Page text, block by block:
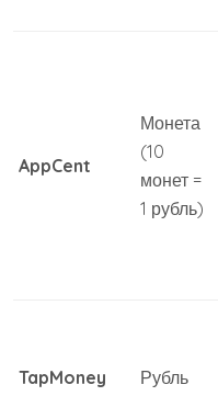
AppCent
Монета
(10
монет =
1 рубль)
TapMoney Рубль